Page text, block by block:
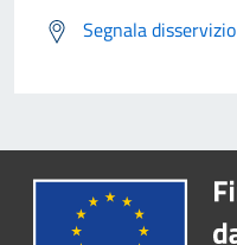
Segnala disservizio